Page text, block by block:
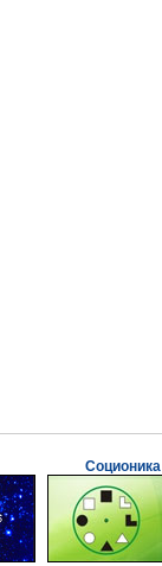
Соционика